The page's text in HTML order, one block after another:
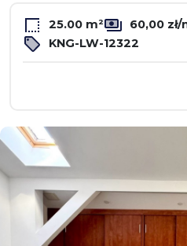
25.00 m² 60,00 zł/
KNG-LW-12322